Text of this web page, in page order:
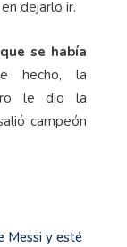
dejarlo ir.
se había
hecho, la
le dio la
campeón
Messi y esté